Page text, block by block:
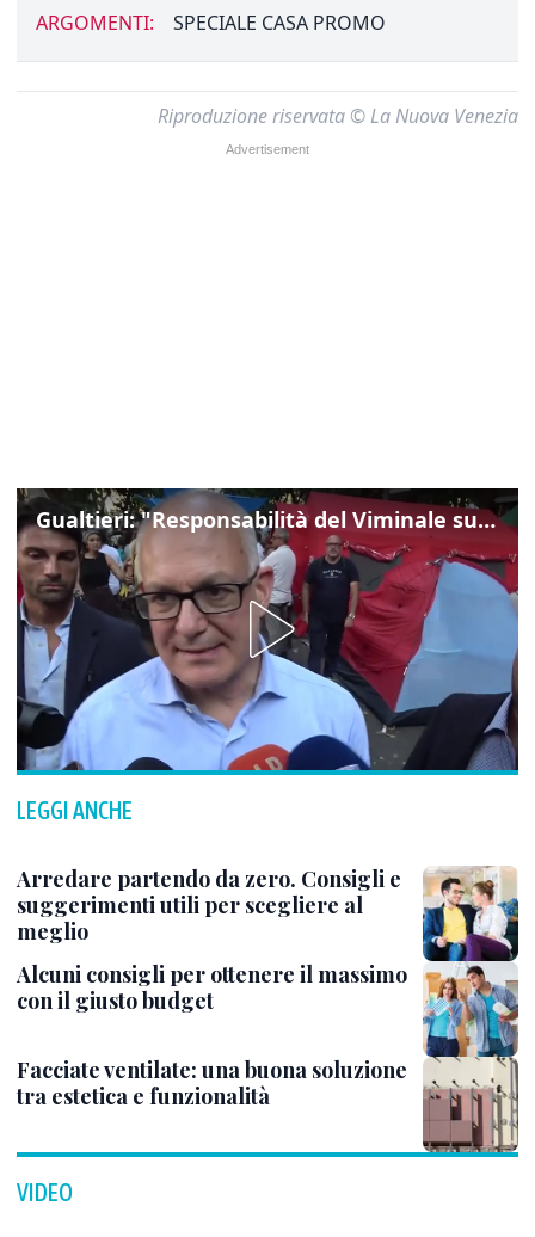
ARGOMENTI: SPECIALE CASA PROMO
Riproduzione riservata © La Nuova Venezia
Gualtieri: "Responsabilità del Viminale su Spin Time? La posizione dei partiti è nota"
LEGGI ANCHE
Arredare partendo da zero. Consigli e
suggerimenti utili per scegliere al
meglio
Alcuni consigli per ottenere il massimo
con il giusto budget
Facciate ventilate: una buona soluzione
tra estetica e funzionalità
VIDEO